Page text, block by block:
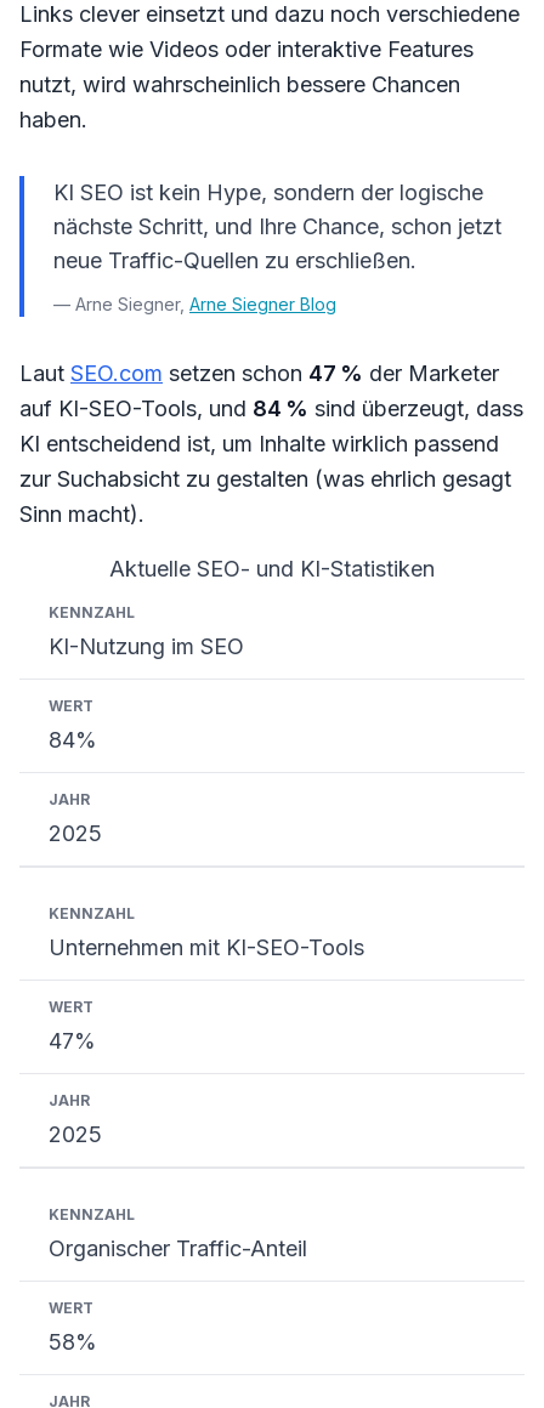
Links clever einsetzt und dazu noch verschiedene
Formate wie Videos oder interaktive Features
nutzt, wird wahrscheinlich bessere Chancen
haben.
KI SEO ist kein Hype, sondern der logische
nächste Schritt, und Ihre Chance, schon jetzt
neue Traffic-Quellen zu erschließen.
— Arne Siegner, Arne Siegner Blog
Laut SEO.com setzen schon 47 % der Marketer
auf KI-SEO-Tools, und 84 % sind überzeugt, dass
KI entscheidend ist, um Inhalte wirklich passend
zur Suchabsicht zu gestalten (was ehrlich gesagt
Sinn macht).
Aktuelle SEO- und KI-Statistiken
KennzahlWert
KI-Nutzung im SEO
84%
2025
Unternehmen mit KI-SEO-Tools
47%
2025
Organischer Traffic-Anteil
58%